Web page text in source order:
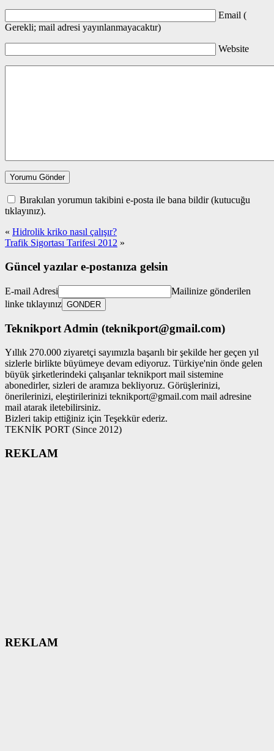
Email (
Gerekli; mail adresi yayınlanmayacaktır)
Website
Bırakılan yorumun takibini e-posta ile bana bildir (kutucuğu
tıklayınız).
« Hidrolik kriko nasıl çalışır?
Trafik Sigortası Tarifesi 2012 »
Güncel yazılar e-postanıza gelsin
E-mail Adresi
Mailinize gönderilen
linke tıklayınız
Teknikport Admin (teknikport@gmail.com)
Yıllık 270.000 ziyaretçi sayımızla başarılı bir şekilde her geçen yıl
sizlerle birlikte büyümeye devam ediyoruz. Türkiye'nin önde gelen
büyük şirketlerindeki çalışanlar teknikport mail sistemine
abonedirler, sizleri de aramıza bekliyoruz. Görüşlerinizi,
önerilerinizi, eleştirilerinizi teknikport@gmail.com mail adresine
mail atarak iletebilirsiniz.
Bizleri takip ettiğiniz için Teşekkür ederiz.
TEKNİK PORT (Since 2012)
REKLAM
REKLAM